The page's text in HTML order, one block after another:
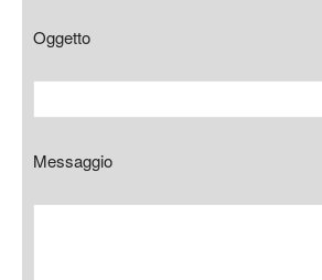
Oggetto
Messaggio